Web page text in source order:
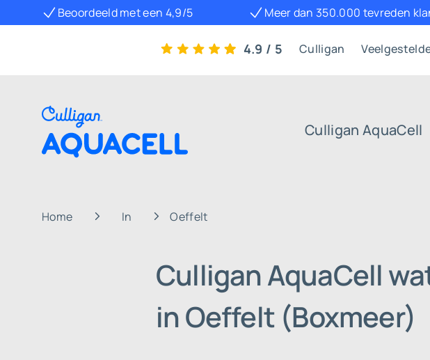
Beoordeeld met een 4,9/5 Meer dan 350.000 tevreden
4.9 / 5 Culligan
Culligan AquaCell
Home In Oeffelt
Culligan AquaCell
in Oeffelt (Boxmeer)